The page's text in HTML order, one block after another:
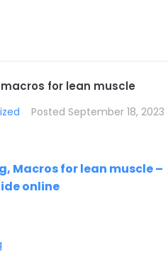
for lean muscle
Posted September 18, 2023
Macros for lean muscle –
online